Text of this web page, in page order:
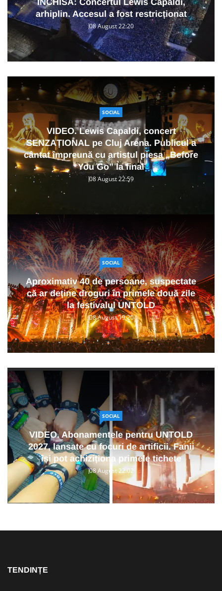
arhiplin. Accesul a fost restricționat
08 August 22:20
SOCIAL
VIDEO. Lewis Capaldi, concert
SENZAȚIONAL pe Cluj Arena. Publicul a
cântat împreună cu artistul piesa „Before
You Go” la final
08 August 22:59
SOCIAL
Aproximativ 40 de persoane, suspectate
că ar deține droguri în primele două zile
la festivalul UNTOLD
08 August 19:20
SOCIAL
VIDEO. Abonamentele pentru UNTOLD
2027, lansate cu focuri de artificii. Fanii
își pot achiziționa primele tichete
08 August 22:02
TENDINȚE